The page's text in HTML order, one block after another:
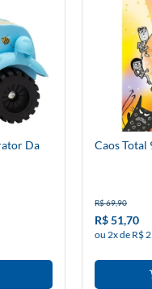
Da
Caos Total
R$ 69,90
R$ 51,70
ou 2x de R$